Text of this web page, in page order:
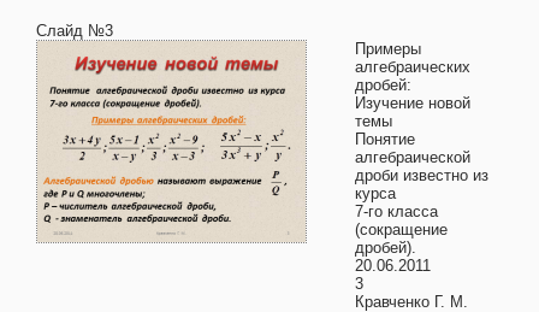
Слайд №3
Примеры
алгебраических
дробей:
Изучение новой
темы
Понятие
алгебраической
дроби известно из
курса
7-го класса
(сокращение
дробей).
20.06.2011
3
Кравченко Г. М.